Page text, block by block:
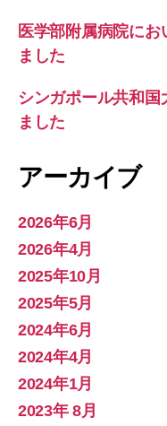
医学部附属病院に
ました
シンガポール共和国
ました
アーカイブ
2026年6月
2026年4月
2025年10月
2025年5月
2024年6月
2024年4月
2024年1月
2023年 8月